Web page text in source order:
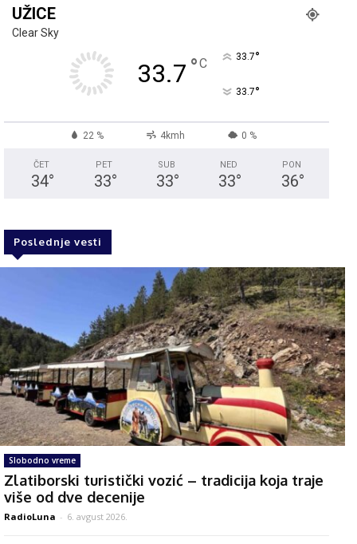
UŽICE
Clear Sky
33.7 °C 33.7°
33.7°
22 % 4kmh 0 %
ČET
34°
PET
33°
SUB
33°
NED
33°
PON
36°
Poslednje vesti
Slobodno vreme
Zlatiborski turistički vozić – tradicija koja traje
više od dve decenije
RadioLuna - 6. avgust 2026.